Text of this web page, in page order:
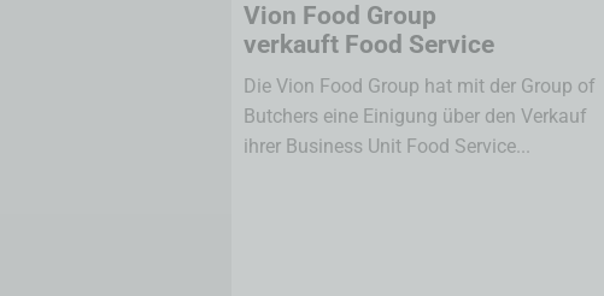
Vion Food Group
verkauft Food Service
Die Vion Food Group hat mit der Group of
Butchers eine Einigung über den Verkauf
ihrer Business Unit Food Service...